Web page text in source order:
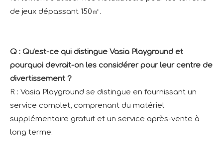
de jeux dépassant 150㎡.
Q : Qu'est-ce qui distingue Vasia Playground et
pourquoi devrait-on les considérer pour leur centre de
divertissement ?
R : Vasia Playground se distingue en fournissant un
service complet, comprenant du matériel
supplémentaire gratuit et un service après-vente à
long terme.